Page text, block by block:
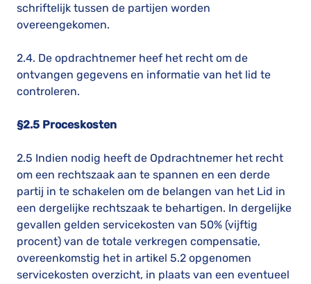
schriftelijk tussen de partijen worden
overeengekomen.
2.4. De opdrachtnemer heef het recht om de
ontvangen gegevens en informatie van het lid te
controleren.
§2.5 Proceskosten
2.5 Indien nodig heeft de Opdrachtnemer het recht
om een rechtszaak aan te spannen en een derde
partij in te schakelen om de belangen van het Lid in
een dergelijke rechtszaak te behartigen. In dergelijke
gevallen gelden servicekosten van 50% (vijftig
procent) van de totale verkregen compensatie,
overeenkomstig het in artikel 5.2 opgenomen
servicekosten overzicht, in plaats van een eventueel